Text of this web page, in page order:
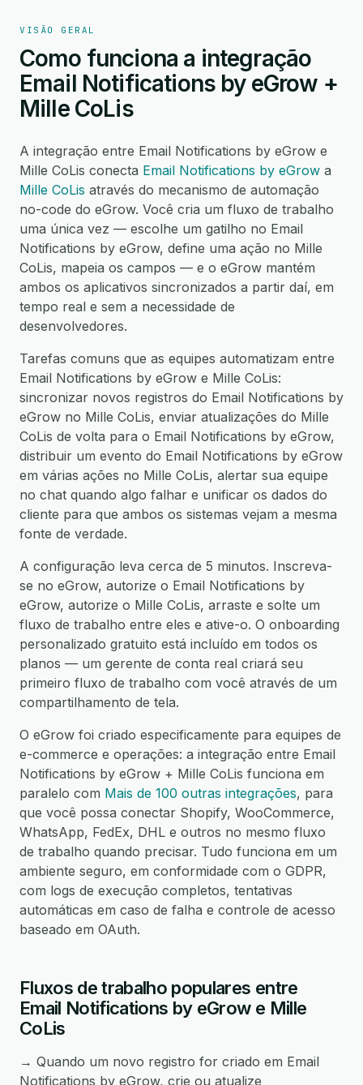
VISÃO GERAL
Como funciona a integração
Email Notifications by eGrow +
Mille CoLis
A integração entre Email Notifications by eGrow e
Mille CoLis conecta Email Notifications by eGrow a
Mille CoLis através do mecanismo de automação
no-code do eGrow. Você cria um fluxo de trabalho
uma única vez — escolhe um gatilho no Email
Notifications by eGrow, define uma ação no Mille
CoLis, mapeia os campos — e o eGrow mantém
ambos os aplicativos sincronizados a partir daí, em
tempo real e sem a necessidade de
desenvolvedores.
Tarefas comuns que as equipes automatizam entre
Email Notifications by eGrow e Mille CoLis:
sincronizar novos registros do Email Notifications by
eGrow no Mille CoLis, enviar atualizações do Mille
CoLis de volta para o Email Notifications by eGrow,
distribuir um evento do Email Notifications by eGrow
em várias ações no Mille CoLis, alertar sua equipe
no chat quando algo falhar e unificar os dados do
cliente para que ambos os sistemas vejam a mesma
fonte de verdade.
A configuração leva cerca de 5 minutos. Inscreva-
se no eGrow, autorize o Email Notifications by
eGrow, autorize o Mille CoLis, arraste e solte um
fluxo de trabalho entre eles e ative-o. O onboarding
personalizado gratuito está incluído em todos os
planos — um gerente de conta real criará seu
primeiro fluxo de trabalho com você através de um
compartilhamento de tela.
O eGrow foi criado especificamente para equipes de
e-commerce e operações: a integração entre Email
Notifications by eGrow + Mille CoLis funciona em
paralelo com Mais de 100 outras integrações, para
que você possa conectar Shopify, WooCommerce,
WhatsApp, FedEx, DHL e outros no mesmo fluxo
de trabalho quando precisar. Tudo funciona em um
ambiente seguro, em conformidade com o GDPR,
com logs de execução completos, tentativas
automáticas em caso de falha e controle de acesso
baseado em OAuth.
Fluxos de trabalho populares entre
Email Notifications by eGrow e Mille
CoLis
→ Quando um novo registro for criado em Email
Notifications by eGrow, crie ou atualize